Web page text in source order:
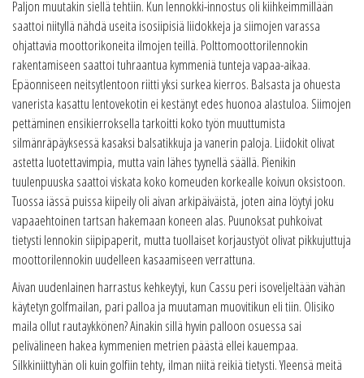
Paljon muutakin siellä tehtiin. Kun lennokki-innostus oli kiihkeimmillään
saattoi niityllä nähdä useita isosiipisiä liidokkeja ja siimojen varassa
ohjattavia moottorikoneita ilmojen teillä. Polttomoottorilennokin
rakentamiseen saattoi tuhraantua kymmeniä tunteja vapaa-aikaa.
Epäonniseen neitsytlentoon riitti yksi surkea kierros. Balsasta ja ohuesta
vanerista kasattu lentovekotin ei kestänyt edes huonoa alastuloa. Siimojen
pettäminen ensikierroksella tarkoitti koko työn muuttumista
silmänräpäyksessä kasaksi balsatikkuja ja vanerin paloja. Liidokit olivat
astetta luotettavimpia, mutta vain lähes tyynellä säällä. Pienikin
tuulenpuuska saattoi viskata koko komeuden korkealle koivun oksistoon.
Tuossa iässä puissa kiipeily oli aivan arkipäiväistä, joten aina löytyi joku
vapaaehtoinen tartsan hakemaan koneen alas. Puunoksat puhkoivat
tietysti lennokin siipipaperit, mutta tuollaiset korjaustyöt olivat pikkujuttuja
moottorilennokin uudelleen kasaamiseen verrattuna.
Aivan uudenlainen harrastus kehkeytyi, kun Cassu peri isoveljeltään vähän
käytetyn golfmailan, pari palloa ja muutaman muovitikun eli tiin. Olisiko
maila ollut rautaykkönen? Ainakin sillä hyvin palloon osuessa sai
pelivälineen hakea kymmenien metrien päästä ellei kauempaa.
Silkkiniittyhän oli kuin golfiin tehty, ilman niitä reikiä tietysti. Yleensä meitä